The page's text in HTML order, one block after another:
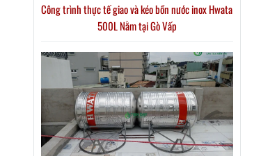
Công trình thực tế giao và kéo bồn nước inox Hwata
500L Nằm tại Gò Vấp